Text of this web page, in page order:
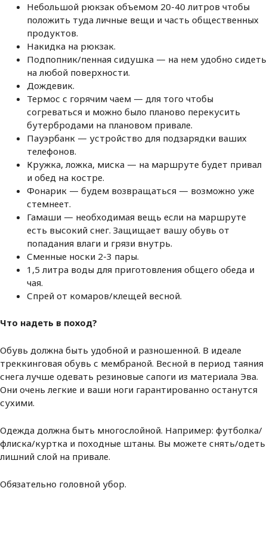
Небольшой рюкзак объемом 20-40 литров чтобы
положить туда личные вещи и часть общественных
продуктов.
Накидка на рюкзак.
Подпопник/пенная сидушка — на нем удобно сидеть
на любой поверхности.
Дождевик.
Термос с горячим чаем — для того чтобы
согреваться и можно было планово перекусить
бутербродами на плановом привале.
Пауэрбанк — устройство для подзарядки ваших
телефонов.
Кружка, ложка, миска — на маршруте будет привал
и обед на костре.
Фонарик — будем возвращаться — возможно уже
стемнеет.
Гамаши — необходимая вещь если на маршруте
есть высокий снег. Защищает вашу обувь от
попадания влаги и грязи внутрь.
Сменные носки 2-3 пары.
1,5 литра воды для приготовления общего обеда и
чая.
Спрей от комаров/клещей весной.
Что надеть в поход?
Обувь должна быть удобной и разношенной. В идеале
треккинговая обувь с мембраной. Весной в период таяния
снега лучше одевать резиновые сапоги из материала Эва.
Они очень легкие и ваши ноги гарантированно останутся
сухими.
Одежда должна быть многослойной. Например: футболка/
флиска/куртка и походные штаны. Вы можете снять/одеть
лишний слой на привале.
Обязательно головной убор.